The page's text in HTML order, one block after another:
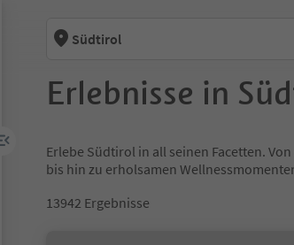
menu link
Südtirol
Erlebnisse in
Erlebe Südtirol in all seinen Facetten.
bis hin zu erholsamen
13942 Ergebnisse